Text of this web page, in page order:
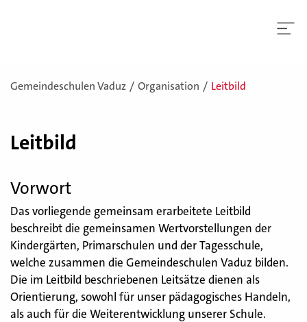
Gemeindeschulen Vaduz Organisation Leitbild
Leitbild
Vorwort
Das vorliegende gemeinsam erarbeitete Leitbild
beschreibt die gemeinsamen Wertvorstellungen der
Kindergärten, Primarschulen und der Tagesschule,
welche zusammen die Gemeindeschulen Vaduz bilden.
Die im Leitbild beschriebenen Leitsätze dienen als
Orientierung, sowohl für unser pädagogisches Handeln,
als auch für die Weiterentwicklung unserer Schule.